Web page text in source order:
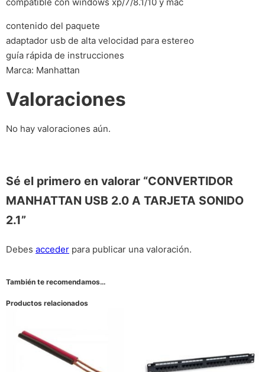
compatible con windows xp/7/8.1/10 y mac
contenido del paquete
adaptador usb de alta velocidad para estereo
guía rápida de instrucciones
Marca: Manhattan
Valoraciones
No hay valoraciones aún.
Sé el primero en valorar “CONVERTIDOR
MANHATTAN USB 2.0 A TARJETA SONIDO
2.1”
Debes acceder para publicar una valoración.
También te recomendamos…
Productos relacionados